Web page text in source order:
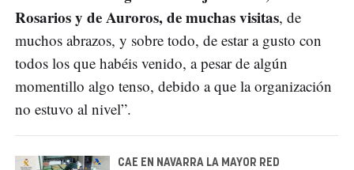
Rosarios y de Auroros, de muchas visitas, de
muchos abrazos, y sobre todo, de estar a gusto con
todos los que habéis venido, a pesar de algún
momentillo algo tenso, debido a que la organización
no estuvo al nivel”.
CAE EN NAVARRA LA MAYOR RED